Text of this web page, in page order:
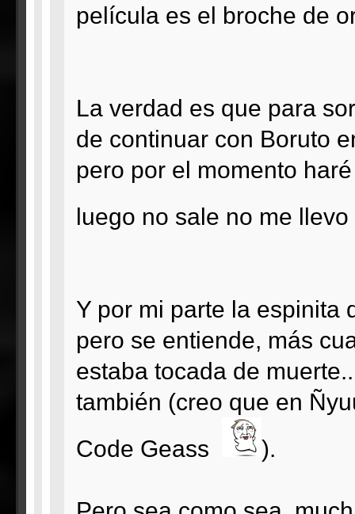
película es el broche de
La verdad es que para
de continuar con Boruto
pero por el momento
luego no sale no me
Y por mi parte la espinita
pero se entiende, más
estaba tocada de
también (creo que en
Code Geass
).